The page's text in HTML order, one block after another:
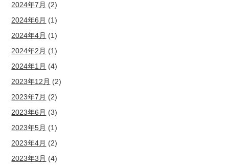
2024年7月 (2)
2024年6月 (1)
2024年4月 (1)
2024年2月 (1)
2024年1月 (4)
2023年12月 (2)
2023年7月 (2)
2023年6月 (3)
2023年5月 (1)
2023年4月 (2)
2023年3月 (4)